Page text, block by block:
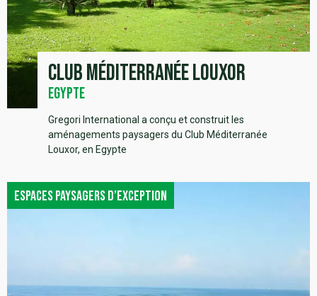
Club Méditerranée Louxor
Egypte
Gregori International a conçu et construit les
aménagements paysagers du Club Méditerranée
Louxor, en Egypte
Espaces paysagers d’exception